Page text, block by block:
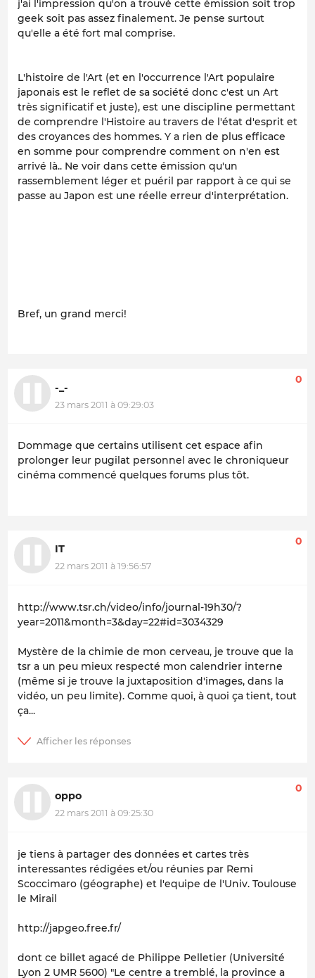
j'ai l'impression qu'on a trouvé cette émission soit trop
geek soit pas assez finalement. Je pense surtout
qu'elle a été fort mal comprise.
L'histoire de l'Art (et en l'occurrence l'Art populaire
japonais est le reflet de sa société donc c'est un Art
très significatif et juste), est une discipline permettant
de comprendre l'Histoire au travers de l'état d'esprit et
des croyances des hommes. Y a rien de plus efficace
en somme pour comprendre comment on n'en est
arrivé là.. Ne voir dans cette émission qu'un
rassemblement léger et puéril par rapport à ce qui se
passe au Japon est une réelle erreur d'interprétation.
Bref, un grand merci!
-_-
23 mars 2011 à 09:29:03
0
Dommage que certains utilisent cet espace afin
prolonger leur pugilat personnel avec le chroniqueur
cinéma commencé quelques forums plus tôt.
IT
22 mars 2011 à 19:56:57
0
http://www.tsr.ch/video/info/journal-19h30/?
year=2011&month=3&day=22#id=3034329
Mystère de la chimie de mon cerveau, je trouve que la
tsr a un peu mieux respecté mon calendrier interne
(même si je trouve la juxtaposition d'images, dans la
vidéo, un peu limite). Comme quoi, à quoi ça tient, tout
ça...
oppo
22 mars 2011 à 09:25:30
0
je tiens à partager des données et cartes très
interessantes rédigées et/ou réunies par Remi
Scoccimaro (géographe) et l'equipe de l'Univ. Toulouse
le Mirail
http://japgeo.free.fr/
dont ce billet agacé de Philippe Pelletier (Université
Lyon 2 UMR 5600) "Le centre a tremblé, la province a